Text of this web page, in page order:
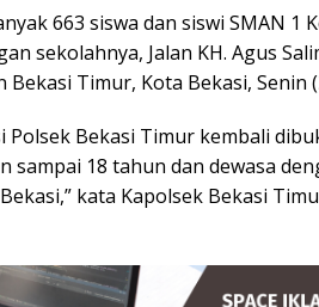
663 siswa dan siswi SMAN
sekolahnya, Jalan KH. Agus
Bekasi Timur, Kota Bekasi, Senin
Polsek Bekasi Timur kembali
sampai 18 tahun dan dewasa
kata Kapolsek Bekasi